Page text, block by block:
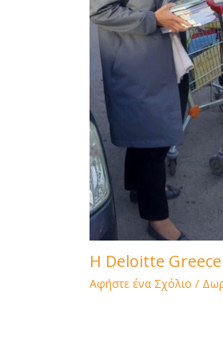
H Deloitte
Αφήστε ένα Σχόλιο /